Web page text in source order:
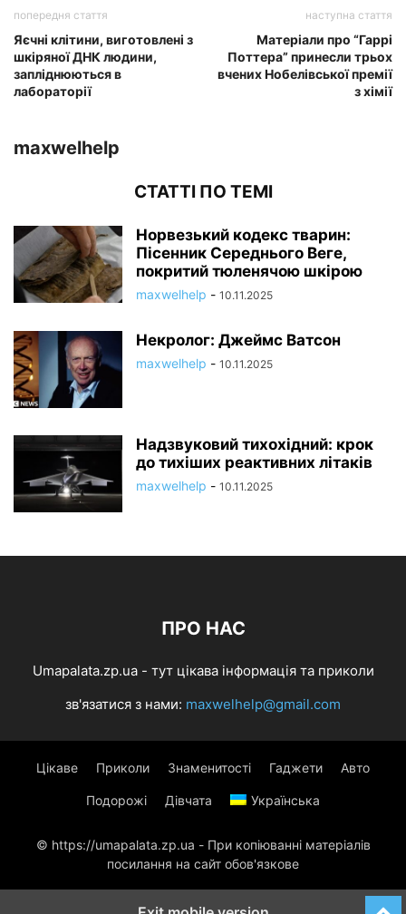
попередня стаття
Яєчні клітини, виготовлені з
шкіряної ДНК людини,
запліднюються в
лабораторії
наступна стаття
Матеріали про “Гаррі
Поттера” принесли трьох
вчених Нобелівської премії
з хімії
maxwelhelp
СТАТТІ ПО ТЕМІ
Норвезький кодекс тварин:
Пісенник Середнього Веге,
покритий тюленячою шкірою
maxwelhelp - 10.11.2025
Некролог: Джеймс Ватсон
maxwelhelp - 10.11.2025
Надзвуковий тихохідний: крок
до тихіших реактивних літаків
maxwelhelp - 10.11.2025
ПРО НАС
Umapalata.zp.ua - тут цікава інформація та приколи
зв'язатися з нами: maxwelhelp@gmail.com
Цікаве Приколи Знаменитості Гаджети Авто
Подорожі Дівчата Українська
© https://umapalata.zp.ua - При копіюванні матеріалів
посилання на сайт обов'язкове